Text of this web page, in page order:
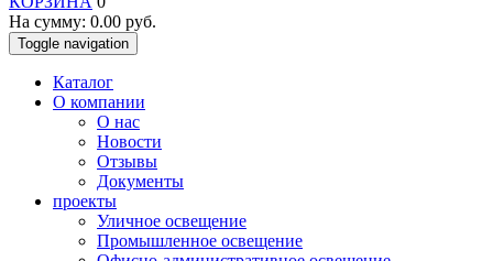
На сумму: 0.00 руб.
Toggle navigation
Каталог
О компании
О нас
Новости
Отзывы
Документы
проекты
Уличное освещение
Промышленное освещение